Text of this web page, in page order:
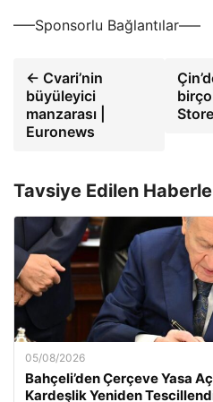
—–Sponsorlu Bağlantılar—–
← Cvari’nin
büyüleyici
manzarası |
Euronews
Tavsiye Edilen
05/08/2026
Bahçeli’den Çerçeve Yasa
Kardeşlik Yeniden